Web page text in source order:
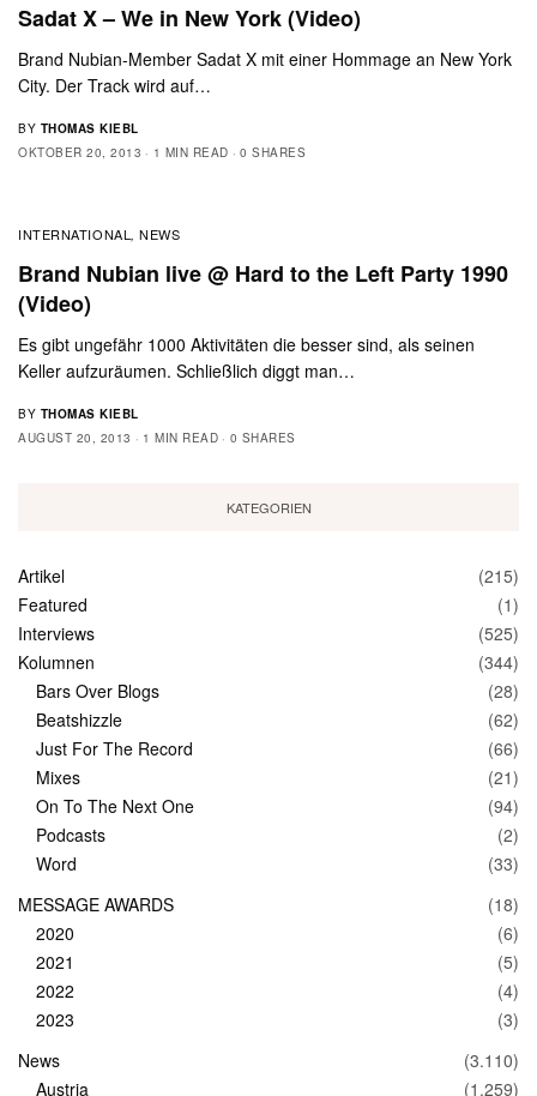
Sadat X – We in New York (Video)
Brand Nubian-Member Sadat X mit einer Hommage an New York
City. Der Track wird auf…
BY THOMAS KIEBL
OKTOBER 20, 2013
1 MIN READ 0 SHARES
INTERNATIONAL,NEWS
Brand Nubian live @ Hard to the Left Party 1990
(Video)
Es gibt ungefähr 1000 Aktivitäten die besser sind, als seinen
Keller aufzuräumen. Schließlich diggt man…
BY THOMAS KIEBL
AUGUST 20, 2013
1 MIN READ 0 SHARES
KATEGORIEN
Artikel
(215)
Featured
(1)
Interviews
(525)
Kolumnen
(344)
Bars Over Blogs
(28)
Beatshizzle
(62)
Just For The Record
(66)
Mixes
(21)
On To The Next One
(94)
Podcasts
(2)
Word
(33)
MESSAGE AWARDS
(18)
2020
(6)
2021
(5)
2022
(4)
2023
(3)
News
(3.110)
Austria
(1.259)